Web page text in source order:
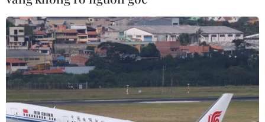
CƠ QUAN CHỦ QUẢN: THÔNG TẤN XÃ VIỆT NAM
Tổng Biên tập: TRẦN TIẾN DUẨN